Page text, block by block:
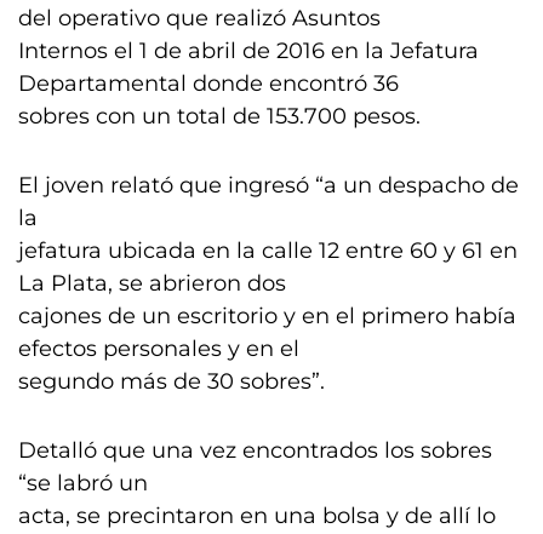
del operativo que realizó Asuntos
Internos el 1 de abril de 2016 en la Jefatura
Departamental donde encontró 36
sobres con un total de 153.700 pesos.
El joven relató que ingresó “a un despacho de
la
jefatura ubicada en la calle 12 entre 60 y 61 en
La Plata, se abrieron dos
cajones de un escritorio y en el primero había
efectos personales y en el
segundo más de 30 sobres”.
Detalló que una vez encontrados los sobres
“se labró un
acta, se precintaron en una bolsa y de allí lo